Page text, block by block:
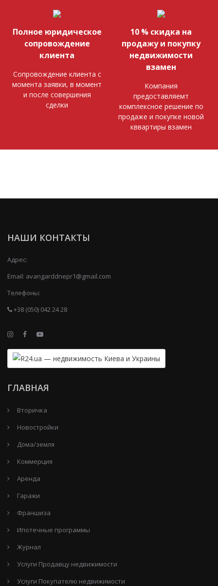
Полное юридическое
сопровождение
клиента
Сопровождение клиента с
момента заявки, в момент
и после совершения
сделки
10 % скидка на
продажу и покупку
недвижимости
взамен
Компания
предоставляемт
комплексное решение по
продаже и покупке новой
кввартиры взамен
НАШИ КОНТАКТЫ
Адрес:
Email: avangarddnepr1@gmail.com
Телефоны:
+38 (050) 042 24 28
ГЛАВНАЯ
Вторичка
Новостройки
Дома/земля
Коммерция
Аренда
Гаражи
Франшиза
Ипотечные программы
Журнал
Услуги Продавцу недвижимости
Услуги Покупателю недвижимости